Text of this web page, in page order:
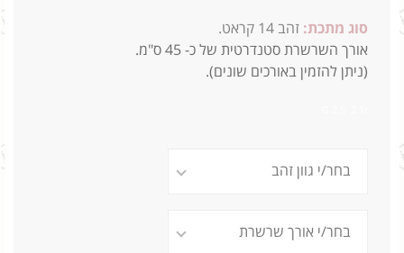
סוג מתכת: זהב 14 קראט.
אורך השרשרת סטנדרטית של כ- 45 ס"מ.
(ניתן להזמין באורכים שונים).